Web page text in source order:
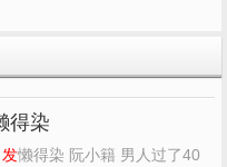
得染
懒得染 阮小籍 男人过了40